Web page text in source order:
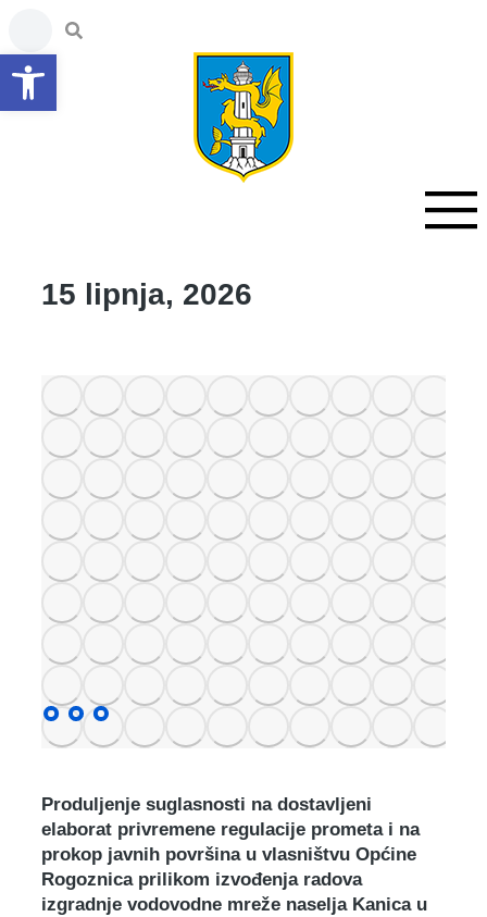
15 lipnja, 2026
Produljenje suglasnosti na dostavljeni
elaborat privremene regulacije prometa i na
prokop javnih površina u vlasništvu Općine
Rogoznica prilikom izvođenja radova
izgradnje vodovodne mreže naselja Kanica u
Open toolbar